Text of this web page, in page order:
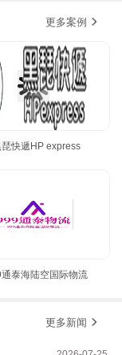
更多案例
快遞HP express
泰海陆空国际物流
更多新闻